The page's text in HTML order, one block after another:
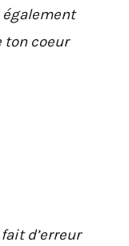
également
ton coeur
d’erreur